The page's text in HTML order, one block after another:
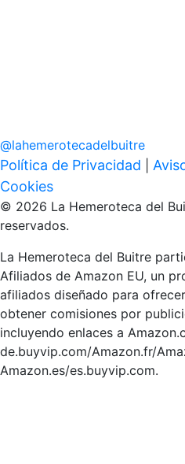
@lahemerotecadelbuitre
Política de Privacidad
Cookies
© 2026 La Hemeroteca del
reservados.
La Hemeroteca del Buitre
Afiliados de Amazon EU, un
afiliados diseñado para
obtener comisiones por
incluyendo enlaces a
de.buyvip.com/Amazon.fr/
Amazon.es/es.buyvip.com.